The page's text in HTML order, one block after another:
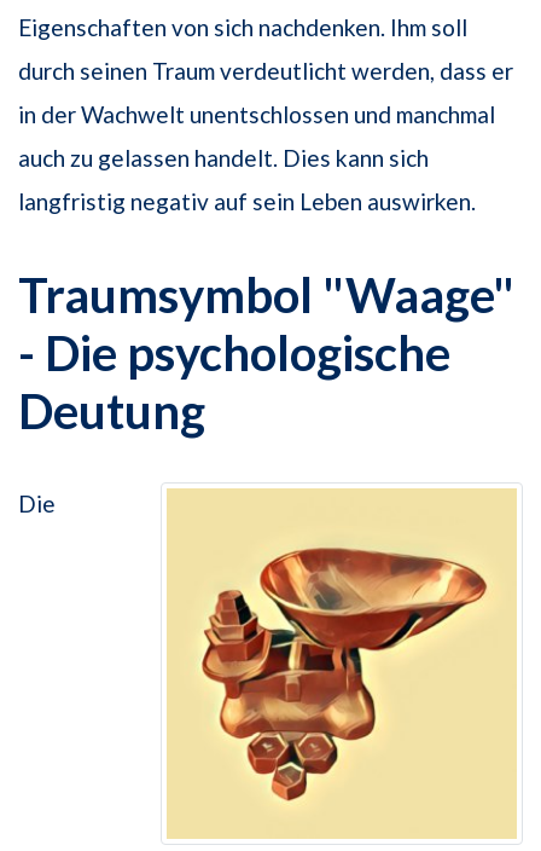
Eigenschaften von sich nachdenken. Ihm soll
durch seinen Traum verdeutlicht werden, dass er
in der Wachwelt unentschlossen und manchmal
auch zu gelassen handelt. Dies kann sich
langfristig negativ auf sein Leben auswirken.
Traumsymbol "Waage"
- Die psychologische
Deutung
Die